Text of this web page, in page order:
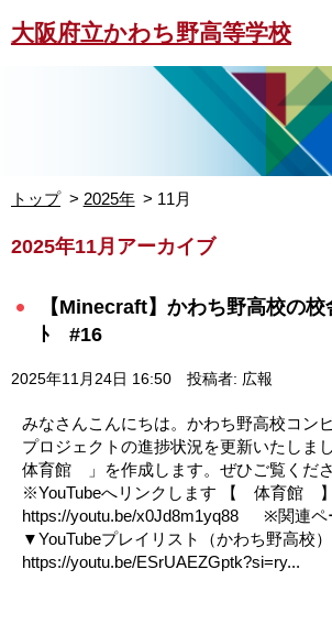
大阪府立かわち野高等学校
トップ 2025年 11月
2025年11月アーカイブ
【Minecraft】かわち野高校の校
ﾄ #16
2025年11月24日 16:50 投稿者: 広報
みなさんこんにちは。かわち野高校コン
プロジェクトの進捗状況を更新いたしま
体育館 」を作成します。ぜひご覧くだ
※YouTubeへリンクします 【 体育館 】
https://youtu.be/x0Jd8m1yq88 ※関連ペ
▼YouTubeプレイリスト（かわち野高校）
https://youtu.be/ESrUAEZGptk?si=ry...